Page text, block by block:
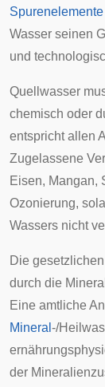
Spurenelemente
Wasser seinen
und
Quellwasser
chemisch oder
entspricht allen
Zugelassene
Eisen, Mangan,
Ozonierung,
Wassers nicht
Die
durch die
Eine amtliche
Mineral -/
der